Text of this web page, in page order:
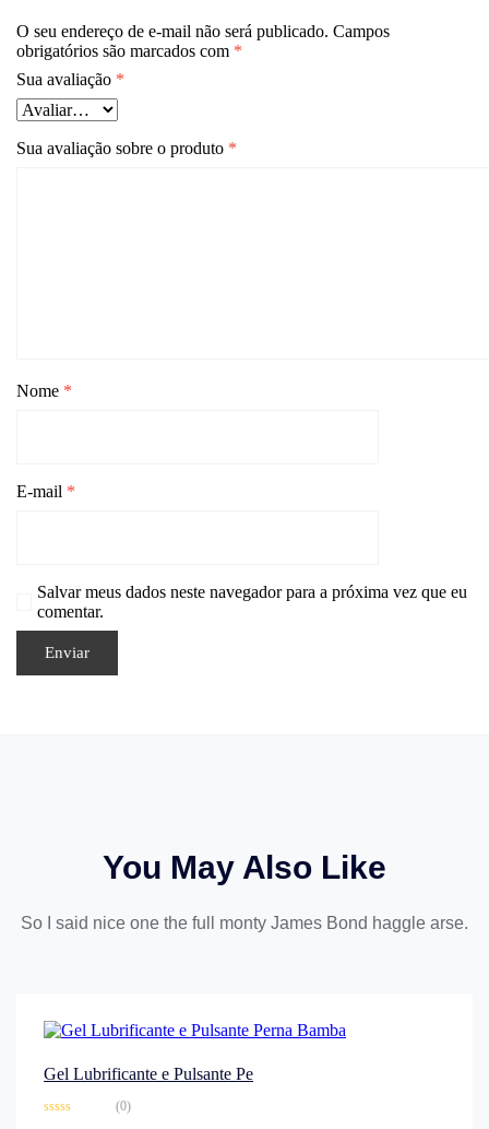
O seu endereço de e-mail não será publicado. Campos
obrigatórios são marcados com *
Sua avaliação *
Sua avaliação sobre o produto *
Nome *
E-mail *
Salvar meus dados neste navegador para a próxima vez que eu
comentar.
You May Also Like
So I said nice one the full monty James Bond haggle arse.
Gel Lubrificante e Pulsante Pe
(0)